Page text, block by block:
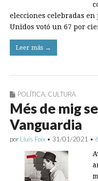
elecciones celebradas en
Unidos votó un 67 por
Leer más →
POLÍTICA, CULTURA
Més de mig
Vanguardia
por Lluís Foix • 31/01/2021 •